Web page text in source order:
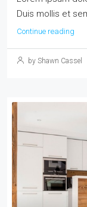
Duis mollis et
Continue reading
by Shawn Cassel